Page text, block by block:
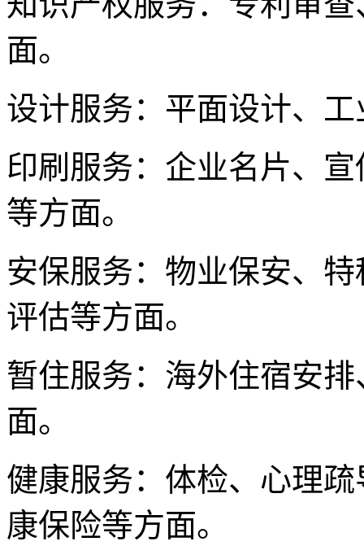
面。
设计服务：平面设计、
印刷服务：企业名片、
等方面。
安保服务：物业保安、
评估等方面。
暂住服务：海外住宿安
面。
健康服务：体检、心理
康保险等方面。